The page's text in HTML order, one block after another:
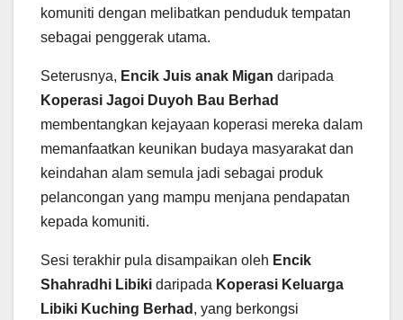
komuniti dengan melibatkan penduduk tempatan
sebagai penggerak utama.
Seterusnya, Encik Juis anak Migan daripada
Koperasi Jagoi Duyoh Bau Berhad
membentangkan kejayaan koperasi mereka dalam
memanfaatkan keunikan budaya masyarakat dan
keindahan alam semula jadi sebagai produk
pelancongan yang mampu menjana pendapatan
kepada komuniti.
Sesi terakhir pula disampaikan oleh Encik
Shahradhi Libiki daripada Koperasi Keluarga
Libiki Kuching Berhad , yang berkongsi